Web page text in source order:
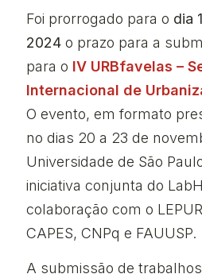
Foi prorrogado para o dia
2024 o prazo para a
para o IV URBfavelas –
Internacional de
O evento, em formato
no dias 20 a 23 de
Universidade de São
iniciativa conjunta do
colaboração com o
CAPES, CNPq e FAUUSP.
A submissão de